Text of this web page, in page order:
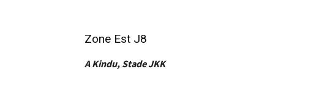
Zone Est J8
A Kindu, Stade JKK